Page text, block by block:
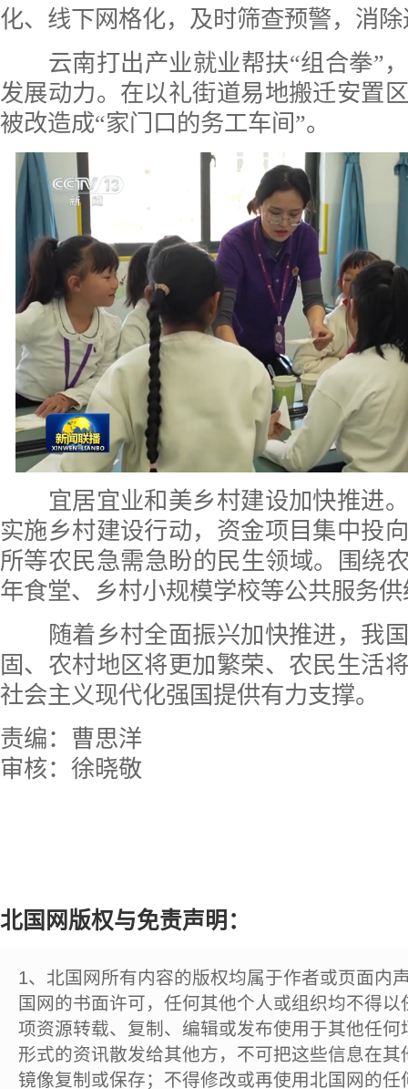
化、线下网格化，及时筛查预警，消
云南打出产业就业帮扶“组合拳”，
发展动力。在以礼街道易地搬迁安置
被改造成“家门口的务工车间”。
宜居宜业和美乡村建设加快推进。
实施乡村建设行动，资金项目集中投
所等农民急需急盼的民生领域。围绕
年食堂、乡村小规模学校等公共服务
随着乡村全面振兴加快推进，我国
固、农村地区将更加繁荣、农民生活
社会主义现代化强国提供有力支撑。
责编：曹思洋
审核：徐晓敬
北国网版权与免责声明：
1、北国网所有内容的版权均属于作者或页面内
国网的书面许可，任何其他个人或组织均不得
项资源转载、复制、编辑或发布使用于其他任
形式的资讯散发给其他方，不可把这些信息在
镜像复制或保存；不得修改或再使用北国网的